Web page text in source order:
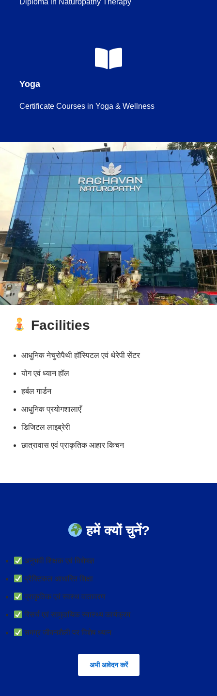
Diploma in Naturopathy Therapy
Yoga
Certificate Courses in Yoga & Wellness
Facilities
आधुनिक नेचुरोपैथी हॉस्पिटल एवं थेरेपी सेंटर
योग एवं ध्यान हॉल
हर्बल गार्डन
आधुनिक प्रयोगशालाएँ
डिजिटल लाइब्रेरी
छात्रावास एवं प्राकृतिक आहार किचन
हमें क्यों चुनें?
अनुभवी शिक्षक एवं विशेषज्ञ
प्रैक्टिकल आधारित शिक्षा
प्राकृतिक एवं स्वस्थ वातावरण
रिसर्च एवं सामुदायिक स्वास्थ्य कार्यक्रम
समग्र जीवनशैली पर विशेष ध्यान
अभी आवेदन करें